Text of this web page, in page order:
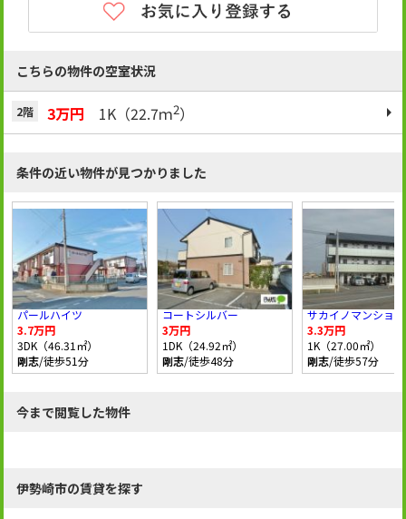
こちらの物件の空室状況
2階 3万円 1K（22.7ｍ2）
条件の近い物件が見つかりました
パールハイツ
3.7万円
3DK（46.31㎡）
剛志/徒歩51分
コートシルバー
3万円
1DK（24.92㎡）
剛志/徒歩48分
サカイノマンション
3.3万円
1K（27.00㎡）
剛志/徒歩57分
今まで閲覧した物件
伊勢崎市の賃貸を探す